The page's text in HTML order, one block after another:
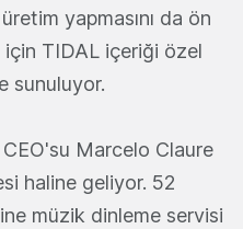
yapmasını da ön
TIDAL içeriği özel
sunuluyor.
Marcelo Claure
haline geliyor. 52
müzik dinleme servisi